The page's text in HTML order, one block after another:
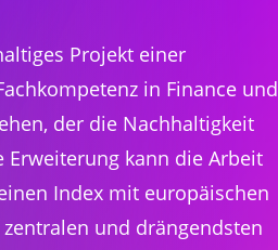
Projekt einer
in Finance und
der die Nachhaltigkeit
Erweiterung kann die Arbeit
Index mit europäischen
und drängendsten